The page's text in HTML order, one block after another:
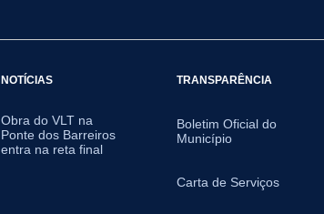
NOTÍCIAS
Obra do VLT na
Ponte dos Barreiros
entra na reta final
TRANSPARÊNCIA
Boletim Oficial do
Município
Carta de Serviços